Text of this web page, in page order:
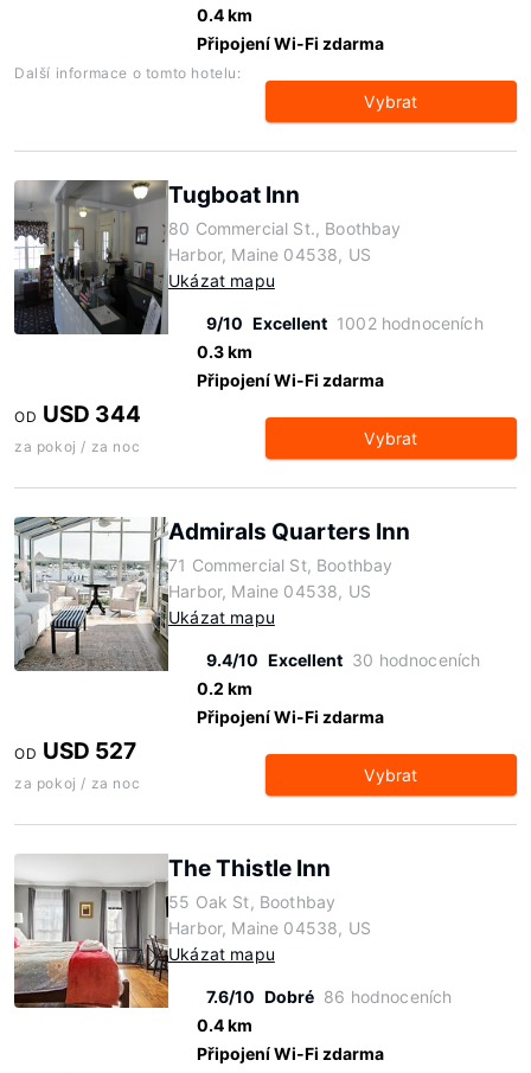
0.4 km
Připojení Wi-Fi zdarma
Další informace o tomto hotelu:
Vybrat
Tugboat Inn
80 Commercial St., Boothbay
Harbor, Maine 04538, US
Ukázat mapu
9/10 Excellent 1002 hodnoceních
0.3 km
Připojení Wi-Fi zdarma
OD USD 344
za pokoj / za noc Vybrat
Admirals Quarters Inn
71 Commercial St, Boothbay
Harbor, Maine 04538, US
Ukázat mapu
9.4/10 Excellent 30 hodnoceních
0.2 km
Připojení Wi-Fi zdarma
OD USD 527
za pokoj / za noc Vybrat
The Thistle Inn
55 Oak St, Boothbay
Harbor, Maine 04538, US
Ukázat mapu
7.6/10 Dobré 86 hodnoceních
0.4 km
Připojení Wi-Fi zdarma